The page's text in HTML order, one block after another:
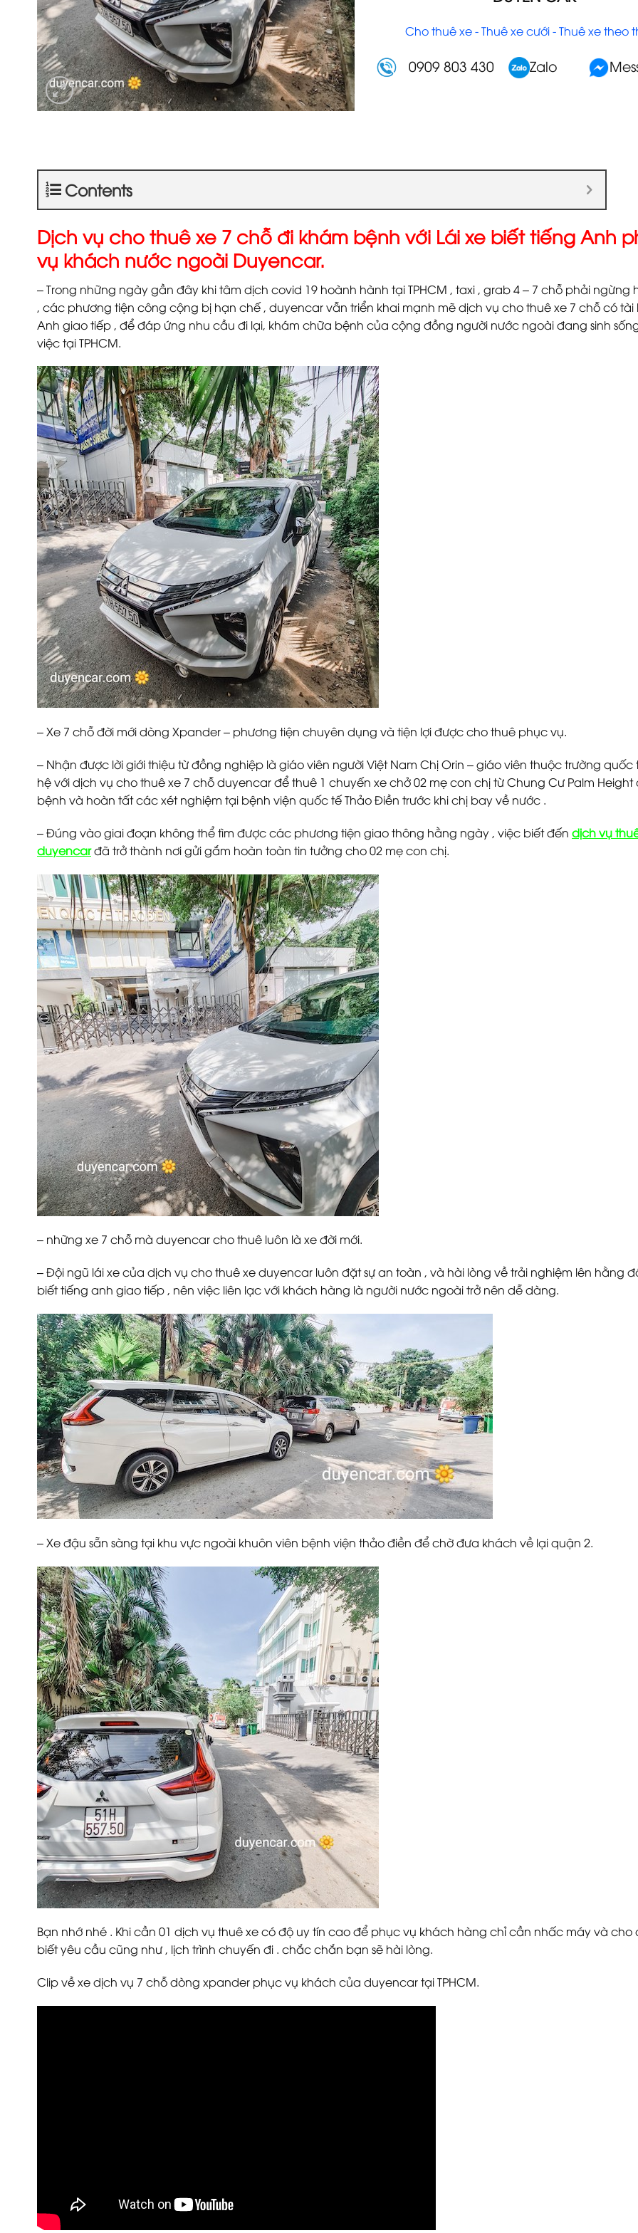
Cho thuê xe - Thuê xe cưới - Thuê xe theo
0909 803 430 Zalo
Contents
Dịch vụ cho thuê xe 7 chỗ đi khám bệnh với Lái xe biết tiếng Anh
vụ khách nước ngoài Duyencar.
– Trong những ngày gần đây khi tâm dịch covid 19 hoành hành tại TPHCM , taxi , grab 4 – 7 chỗ phải ngừng
, các phương tiện công cộng bị hạn chế , duyencar vẫn triển khai mạnh mẽ dịch vụ cho thuê xe 7 chỗ có tài
Anh giao tiếp , để đáp ứng nhu cầu đi lại, khám chữa bệnh của cộng đồng người nước ngoài đang sinh
việc tại TPHCM.
– Xe 7 chỗ đời mới dòng Xpander – phương tiện chuyên dụng và tiện lợi được cho thuê phục vụ.
– Nhận được lời giới thiệu từ đồng nghiệp là giáo viên người Việt Nam Chị Orin – giáo viên thuộc trường quốc
hệ với dịch vụ cho thuê xe 7 chỗ duyencar để thuê 1 chuyến xe chở 02 mẹ con chị từ Chung Cư Palm Height
bệnh và hoàn tất các xét nghiệm tại bệnh viện quốc tế Thảo Điền trước khi chị bay về nước .
– Đúng vào giai đoạn không thể tìm được các phương tiện giao thông hằng ngày , việc biết đến dịch vụ
duyencarđã trở thành nơi gửi gắm hoàn toàn tin tưởng cho 02 mẹ con chị.
– những xe 7 chỗ mà duyencar cho thuê luôn là xe đời mới.
– Đội ngũ lái xe của dịch vụ cho thuê xe duyencar luôn đặt sự an toàn , và hài lòng về trải nghiệm lên hằng
biết tiếng anh giao tiếp , nên việc liên lạc với khách hàng là người nước ngoài trở nên dễ dàng.
– Xe đậu sẵn sàng tại khu vực ngoài khuôn viên bệnh viện thảo điền để chờ đưa khách về lại quận 2.
Bạn nhớ nhé . Khi cần 01 dịch vụ thuê xe có độ uy tín cao để phục vụ khách hàng chỉ cần nhấc máy và cho
biết yêu cầu cũng như , lịch trình chuyến đi . chắc chắn bạn sẽ hài lòng.
Clip về xe dịch vụ 7 chỗ dòng xpander phục vụ khách của duyencar tại TPHCM.